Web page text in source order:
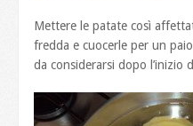
Mettere le patate così
fredda e cuocerle per un
da considerarsi dopo l’inizio